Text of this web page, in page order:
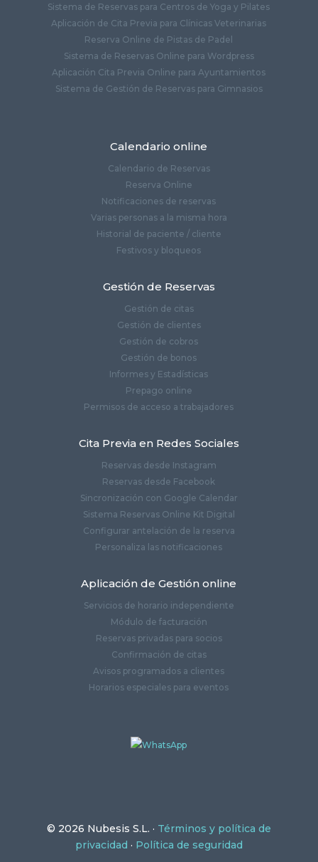
Sistema de Reservas para Centros de Yoga y Pilates
Aplicación de Cita Previa para Clínicas Veterinarias
Reserva Online de Pistas de Padel
Sistema de Reservas Online para Wordpress
Aplicación Cita Previa Online para Ayuntamientos
Sistema de Gestión de Reservas para Gimnasios
Calendario online
Calendario de Reservas
Reserva Online
Notificaciones de reservas
Varias personas a la misma hora
Historial de paciente / cliente
Festivos y bloqueos
Gestión de Reservas
Gestión de citas
Gestión de clientes
Gestión de cobros
Gestión de bonos
Informes y Estadísticas
Prepago online
Permisos de acceso a trabajadores
Cita Previa en Redes Sociales
Reservas desde Instagram
Reservas desde Facebook
Sincronización con Google Calendar
Sistema Reservas Online Kit Digital
Configurar antelación de la reserva
Personaliza las notificaciones
Aplicación de Gestión online
Servicios de horario independiente
Módulo de facturación
Reservas privadas para socios
Confirmación de citas
Avisos programados a clientes
Horarios especiales para eventos
© 2026 Nubesis S.L. · Términos y política de
privacidad · Política de seguridad